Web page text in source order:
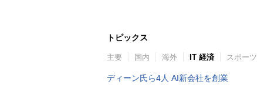
トピックス
主要 国内 海外 IT 経済 スポーツ
ディーン氏ら4人 AI新会社を創業